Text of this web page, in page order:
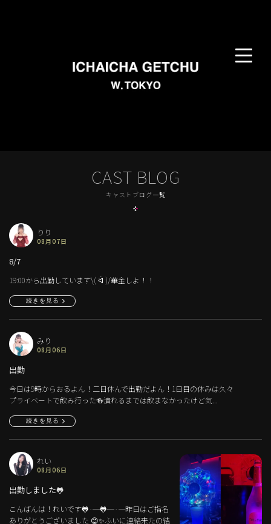
CAST BLOG
キャストブログ一覧
りり
08月07日
8/7
19:00から出勤しています\( ᐛ )/華金しよ！！
続きを見る
みり
08月06日
出勤
今日は9時からおるよん！二日休んで出勤だよん！1日目の休みは久々
プライベートで飲み行った🍻潰れるまでは飲まなかったけど気...
続きを見る
れい
08月06日
出勤しました🐸
こんばんは！れいです🐸·─🐸─·一昨日はご指名
ありがとうございました 😊✨ふいに連絡来たの結